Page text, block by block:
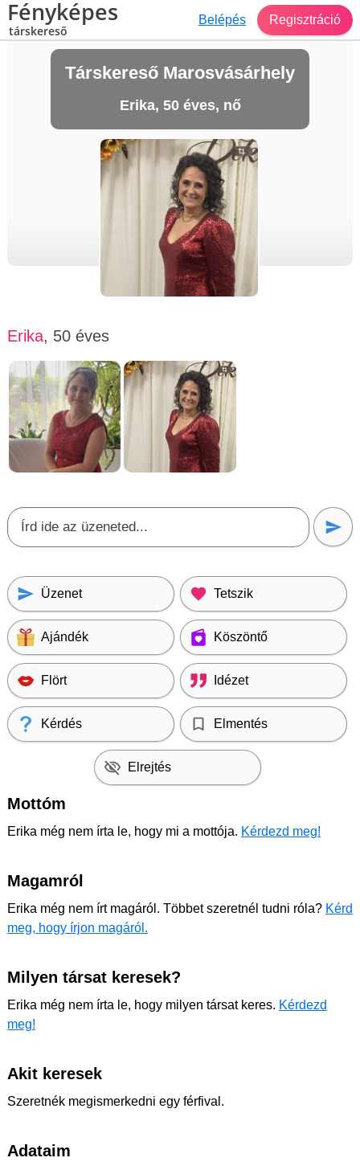
Fényképes
társkereső
Belépés Regisztráció
Társkereső Marosvásárhely
Erika, 50 éves, nő
Erika, 50 éves
Üzenet Tetszik
Ajándék Köszöntő
Flört Idézet
Kérdés Elmentés
Elrejtés
Mottóm
Erika még nem írta le, hogy mi a mottója. Kérdezd meg!
Magamról
Erika még nem írt magáról. Többet szeretnél tudni róla? Kérd
meg, hogy írjon magáról.
Milyen társat keresek?
Erika még nem írta le, hogy milyen társat keres. Kérdezd
meg!
Akit keresek
Szeretnék megismerkedni egy férfival.
Adataim